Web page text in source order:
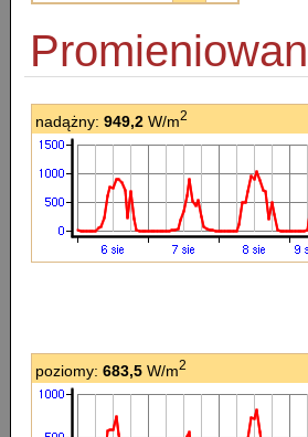
nadążny: 949,2 W/m2
poziomy: 683,5 W/m2